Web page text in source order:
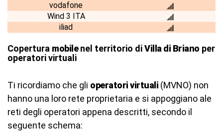
vodafone
Wind 3 ITA
iliad
Copertura mobilenel territorio diVilla di Briano per
operatori virtuali
Ti ricordiamo che gli operatori virtuali (MVNO) non
hanno una loro rete proprietaria e si appoggiano ale
reti degli operatori appena descritti, secondo il
seguente schema: